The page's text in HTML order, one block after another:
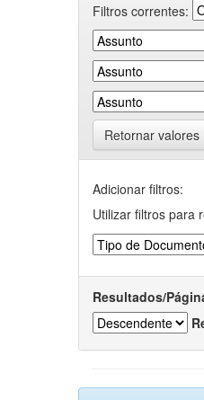
Filtros correntes:
Retornar valores
Adicionar filtros:
Utilizar filtros para
Resultados/